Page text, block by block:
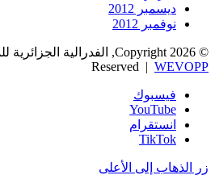
ديسمبر 2012
نوفمبر 2012
Reserved | WEVOPP
فيسبوك
‫YouTube
انستقرام
‫TikTok
زر الذهاب إلى الأعلى